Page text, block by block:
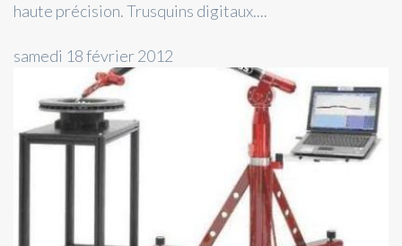
haute précision. Trusquins digitaux....
samedi 18 février 2012